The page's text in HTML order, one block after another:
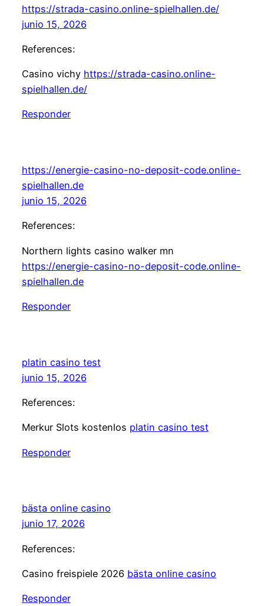
https://strada-casino.online-spielhallen.de/
junio 15, 2026
References:
Casino vichy https://strada-casino.online-
spielhallen.de/
Responder
https://energie-casino-no-deposit-code.online-
spielhallen.de
junio 15, 2026
References:
Northern lights casino walker mn
https://energie-casino-no-deposit-code.online-
spielhallen.de
Responder
platin casino test
junio 15, 2026
References:
Merkur Slots kostenlos platin casino test
Responder
bästa online casino
junio 17, 2026
References:
Casino freispiele 2026 bästa online casino
Responder